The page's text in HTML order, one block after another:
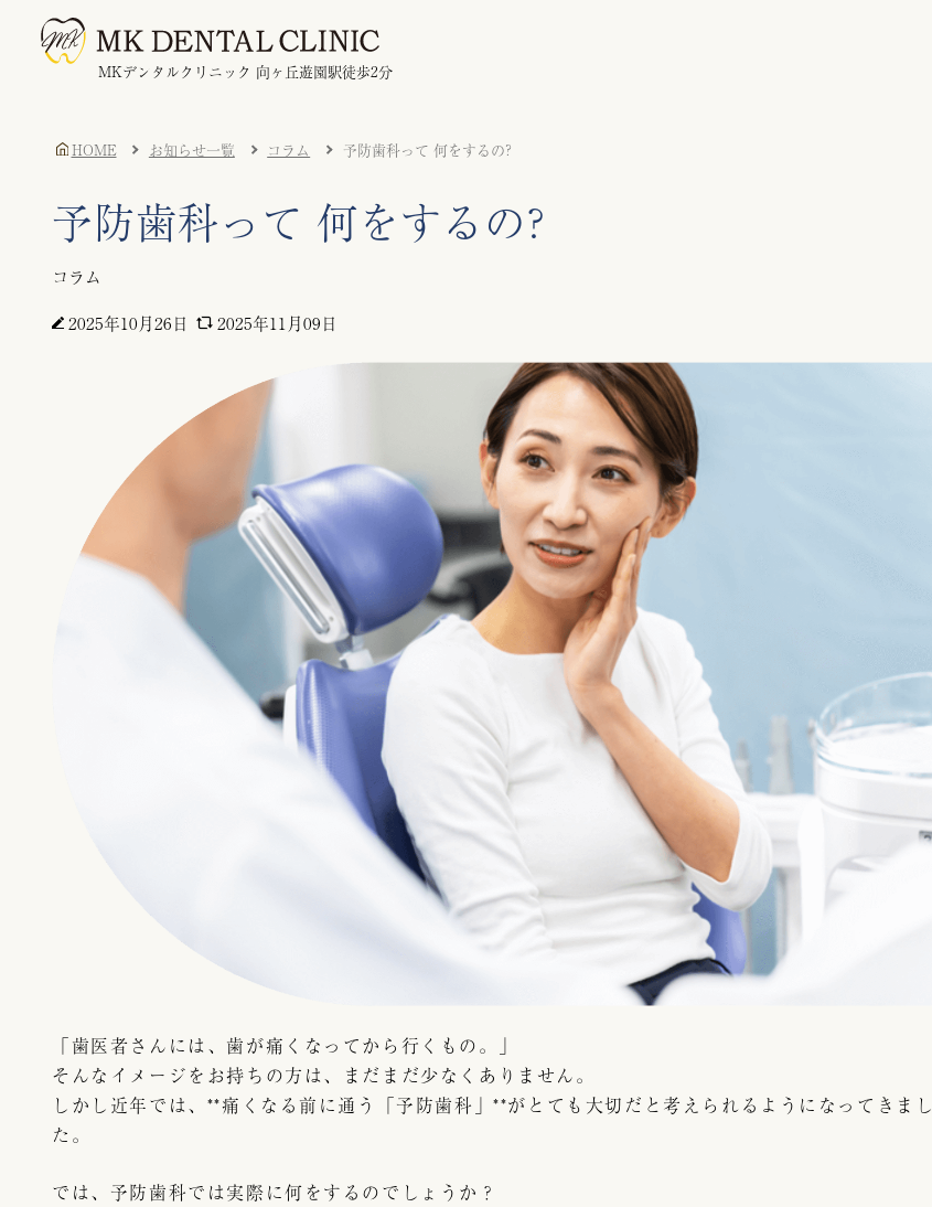
MKデンタルクリニック 向ヶ丘遊園駅徒歩2分
HOME お知らせ一覧 コラム 予防歯科って 何をするの?
予防歯科って 何をするの?
コラム
2025年10月26日
2025年11月09日
「歯医者さんには、歯が痛くなってから行くもの。」
そんなイメージをお持ちの方は、まだまだ少なくありません。
しかし近年では、**痛くなる前に通う「予防歯科」**がとても大切だと考えられるようになってきまし
た。
では、予防歯科では実際に何をするのでしょうか？